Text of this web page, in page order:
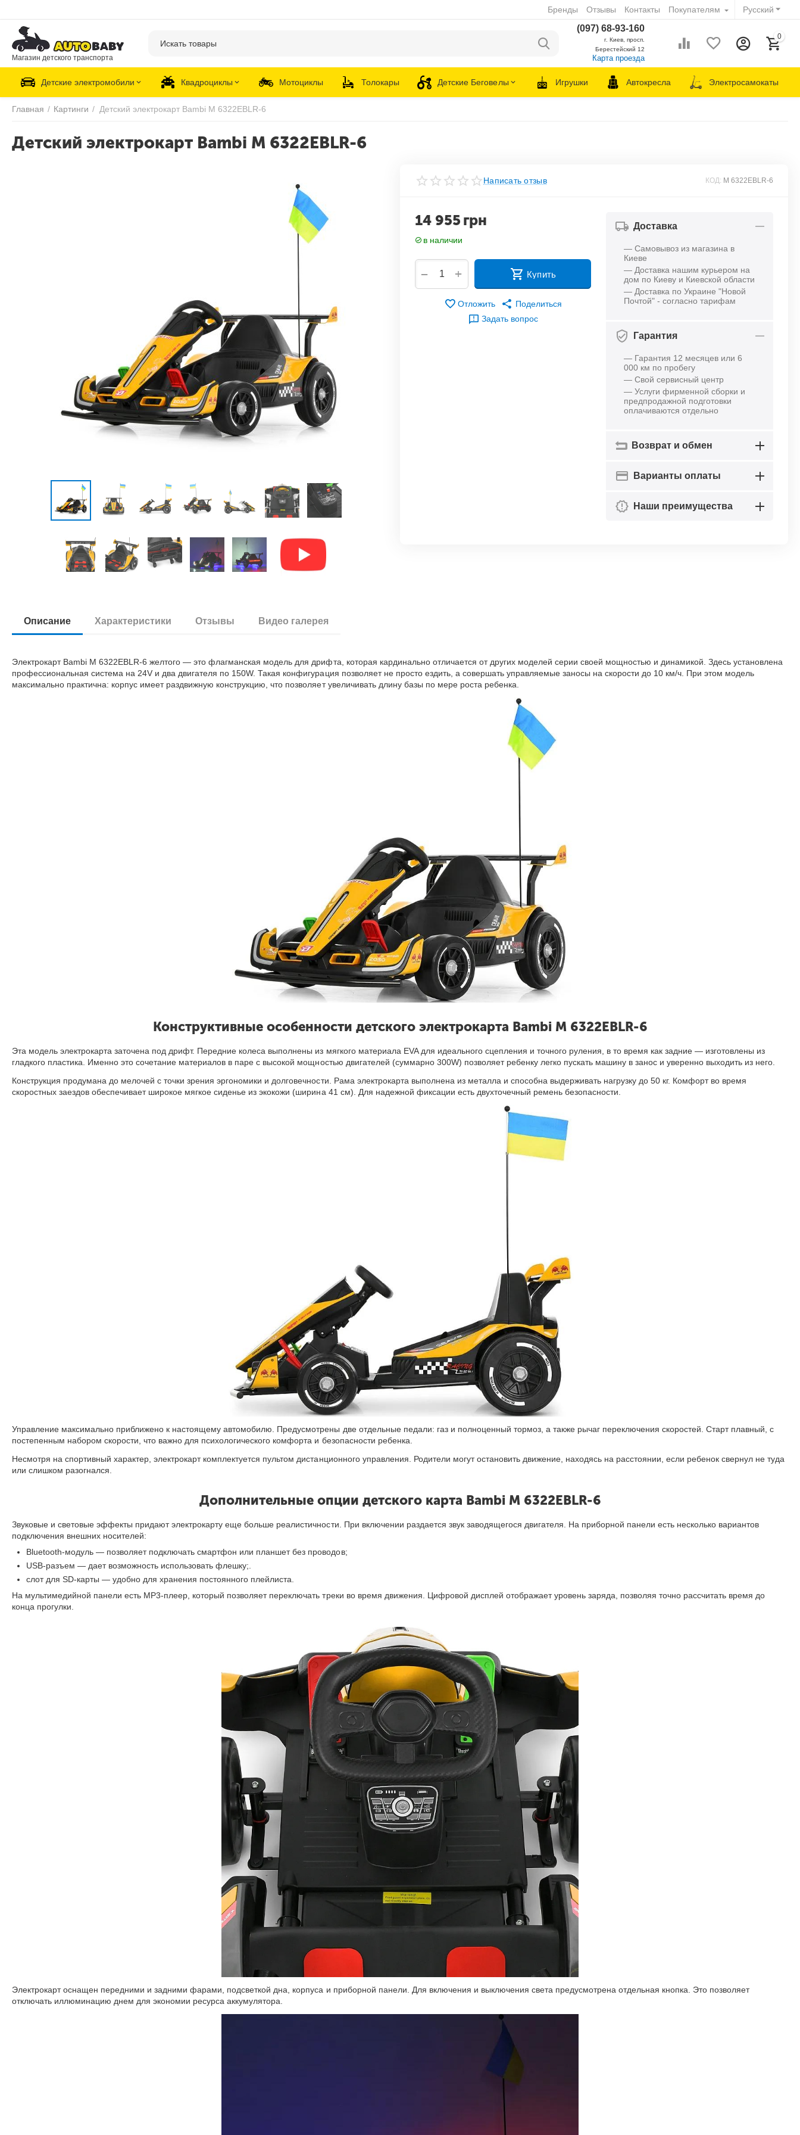
Русский
Бренды Отзывы Контакты Покупателям
Магазин детского транспорта
(097) 68-93-160
г. Киев, просп.
Берестейский 12
Карта проезда
0
Детские электромобили Квадроциклы Мотоциклы Толокары Детские Беговелы Игрушки Автокресла Электросамокаты
Главная / Картинги / Детский электрокарт Bambi M 6322EBLR-6
Детский электрокарт Bambi M 6322EBLR-6
Написать отзыв КОД: M 6322EBLR-6
14 955 грн
в наличии
+
− Купить
Отложить
Поделиться
Задать вопрос
Доставка
— Самовывоз из магазина в
Киеве
— Доставка нашим курьером на
дом по Киеву и Киевской области
— Доставка по Украине "Новой
Почтой" - согласно тарифам
Гарантия
— Гарантия 12 месяцев или 6
000 км по пробегу
— Свой сервисный центр
— Услуги фирменной сборки и
предпродажной подготовки
оплачиваются отдельно
Возврат и обмен
Варианты оплаты
Наши преимущества
Описание Характеристики Отзывы Видео галерея
Электрокарт Bambi M 6322EBLR-6 желтого — это флагманская модель для дрифта, которая кардинально отличается от других моделей серии своей мощностью и динамикой. Здесь установлена
профессиональная система на 24V и два двигателя по 150W. Такая конфигурация позволяет не просто ездить, а совершать управляемые заносы на скорости до 10 км/ч. При этом модель
максимально практична: корпус имеет раздвижную конструкцию, что позволяет увеличивать длину базы по мере роста ребенка.
Конструктивные особенности детского электрокарта Bambi M 6322EBLR-6
Эта модель электрокарта заточена под дрифт. Передние колеса выполнены из мягкого материала EVA для идеального сцепления и точного руления, в то время как задние — изготовлены из
гладкого пластика. Именно это сочетание материалов в паре с высокой мощностью двигателей (суммарно 300W) позволяет ребенку легко пускать машину в занос и уверенно выходить из него.
Конструкция продумана до мелочей с точки зрения эргономики и долговечности. Рама электрокарта выполнена из металла и способна выдерживать нагрузку до 50 кг. Комфорт во время
скоростных заездов обеспечивает широкое мягкое сиденье из экокожи (ширина 41 см). Для надежной фиксации есть двухточечный ремень безопасности.
Управление максимально приближено к настоящему автомобилю. Предусмотрены две отдельные педали: газ и полноценный тормоз, а также рычаг переключения скоростей. Старт плавный, с
постепенным набором скорости, что важно для психологического комфорта и безопасности ребенка.
Несмотря на спортивный характер, электрокарт комплектуется пультом дистанционного управления. Родители могут остановить движение, находясь на расстоянии, если ребенок свернул не туда
или слишком разогнался.
Дополнительные опции детского карта Bambi M 6322EBLR-6
Звуковые и световые эффекты придают электрокарту еще больше реалистичности. При включении раздается звук заводящегося двигателя. На приборной панели есть несколько вариантов
подключения внешних носителей:
Bluetooth-модуль — позволяет подключать смартфон или планшет без проводов;
USB-разъем — дает возможность использовать флешку;.
слот для SD-карты — удобно для хранения постоянного плейлиста.
На мультимедийной панели есть MP3-плеер, который позволяет переключать треки во время движения. Цифровой дисплей отображает уровень заряда, позволяя точно рассчитать время до
конца прогулки.
Электрокарт оснащен передними и задними фарами, подсветкой дна, корпуса и приборной панели. Для включения и выключения света предусмотрена отдельная кнопка. Это позволяет
отключать иллюминацию днем для экономии ресурса аккумулятора.